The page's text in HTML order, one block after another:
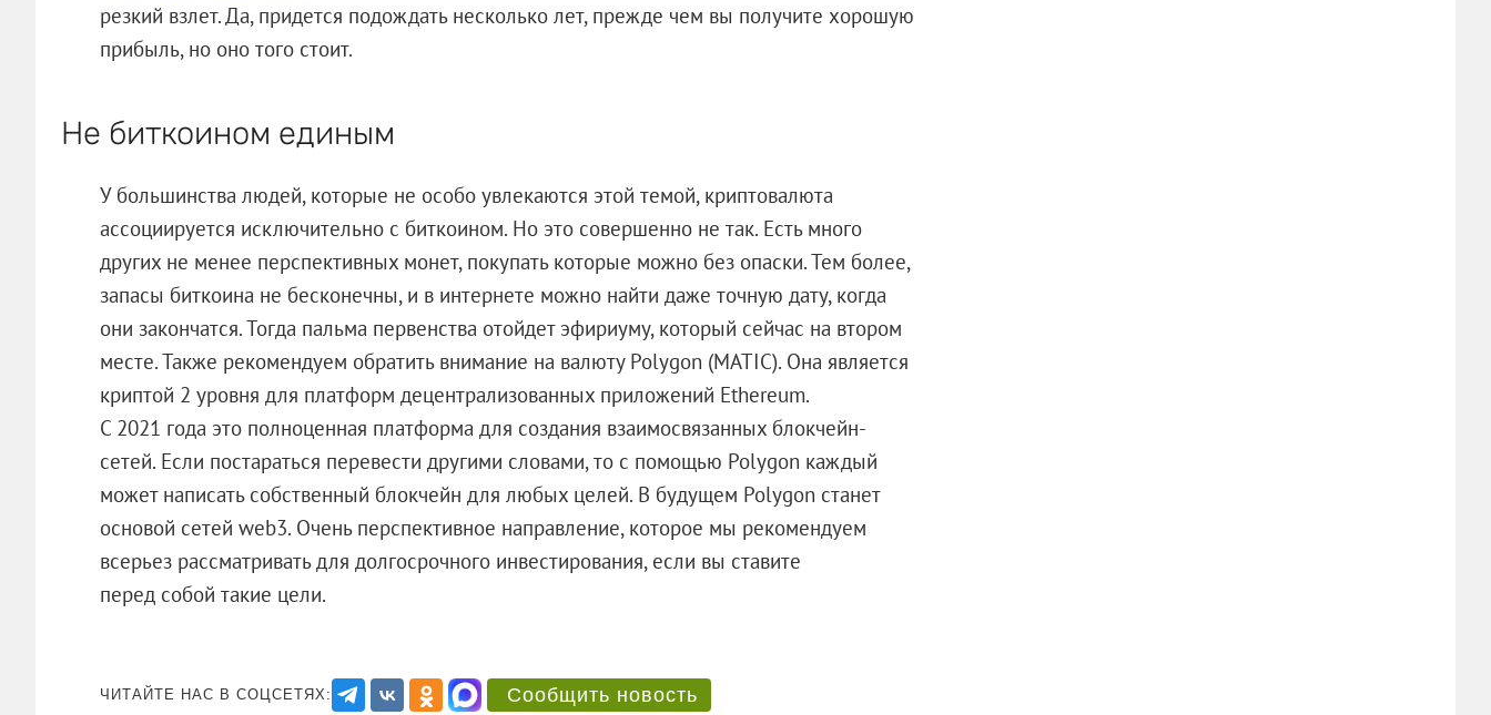
резкий взлет. Да, придется подождать несколько лет, прежде чем вы получите хорошую
прибыль, но оно того стоит.
Не биткоином единым
У большинства людей, которые не особо увлекаются этой темой, криптовалюта
ассоциируется исключительно с биткоином. Но это совершенно не так. Есть много
других не менее перспективных монет, покупать которые можно без опаски. Тем более,
запасы биткоина не бесконечны, и в интернете можно найти даже точную дату, когда
они закончатся. Тогда пальма первенства отойдет эфириуму, который сейчас на втором
месте. Также рекомендуем обратить внимание на валюту Polygon (MATIC). Она является
криптой 2 уровня для платформ децентрализованных приложений Ethereum.
С 2021 года это полноценная платформа для создания взаимосвязанных блокчейн-
сетей. Если постараться перевести другими словами, то с помощью Polygon каждый
может написать собственный блокчейн для любых целей. В будущем Polygon станет
основой сетей web3. Очень перспективное направление, которое мы рекомендуем
всерьез рассматривать для долгосрочного инвестирования, если вы ставите
перед собой такие цели.
ЧИТАЙТЕ НАС В СОЦСЕТЯХ: Сообщить новость